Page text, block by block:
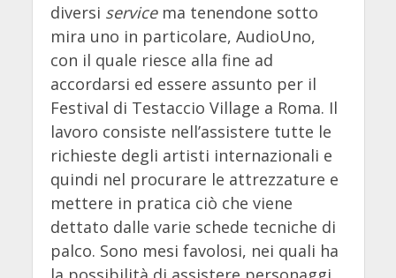
diversi servicema tenendone sotto
mira uno in particolare, AudioUno,
con il quale riesce alla fine ad
accordarsi ed essere assunto per il
Festival di Testaccio Village a Roma. Il
lavoro consiste nell’assistere tutte le
richieste degli artisti internazionali e
quindi nel procurare le attrezzature e
mettere in pratica ciò che viene
dettato dalle varie schede tecniche di
palco. Sono mesi favolosi, nei quali ha